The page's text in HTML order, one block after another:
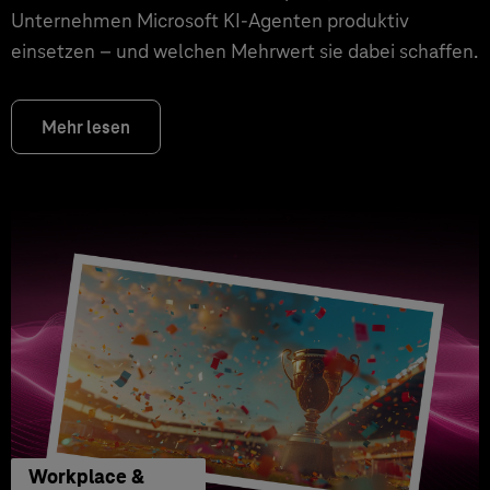
Unternehmen Microsoft KI-Agenten produktiv
einsetzen – und welchen Mehrwert sie dabei schaffen.
Mehr lesen
Workplace &